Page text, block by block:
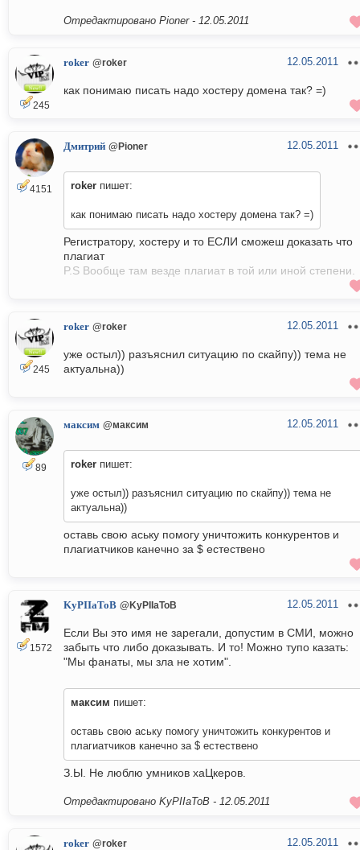
Отредактировано Pioner - 12.05.2011
245
roker @roker 12.05.2011
как понимаю писать надо хостеру домена так? =)
4151
Дмитрий @Pioner 12.05.2011
roker пишет:
как понимаю писать надо хостеру домена так? =)
Регистратору, хостеру и то ЕСЛИ сможеш доказать что
плагиат
P.S Вообще там везде плагиат в той или иной степени.
245
roker @roker 12.05.2011
уже остыл)) разъяснил ситуацию по скайпу)) тема не
актуальна))
89
максим @максим 12.05.2011
roker пишет:
уже остыл)) разъяснил ситуацию по скайпу)) тема не
актуальна))
оставь свою аську помогу уничтожить конкурентов и
плагиатчиков канечно за $ естествено
1572
KyPIIaToB @KyPIIaToB 12.05.2011
Если Вы это имя не зарегали, допустим в СМИ, можно
забыть что либо доказывать. И то! Можно тупо казать:
"Мы фанаты, мы зла не хотим".
максим пишет:
оставь свою аську помогу уничтожить конкурентов и
плагиатчиков канечно за $ естествено
З.Ы. Не люблю умников хаЦкеров.
Отредактировано KyPIIaToB - 12.05.2011
roker @roker 12.05.2011